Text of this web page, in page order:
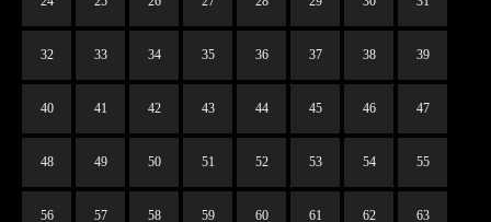
32 33 34 35 36 37 38 39
40 41 42 43 44 45 46 47
48 49 50 51 52 53 54 55
56 57 58 59 60 61 62 63